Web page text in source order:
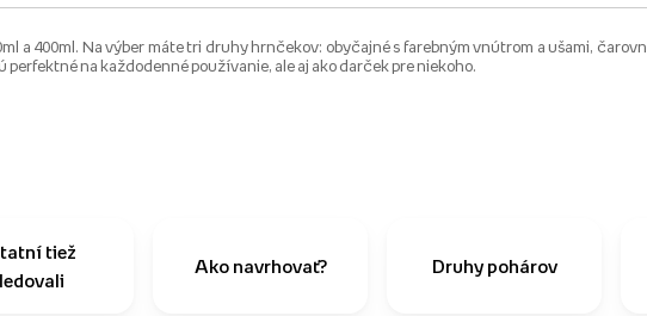
a 400ml. Na výber máte tri druhy hrnčekov: obyčajné s farebným vnútrom a ušami,
na každodenné používanie, ale aj ako darček pre niekoho.
tiež
Ako navrhovať? Druhy pohárov